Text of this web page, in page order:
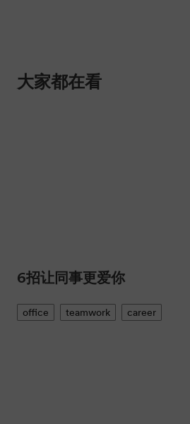
大家都在看
6招让同事更爱你
office teamwork career